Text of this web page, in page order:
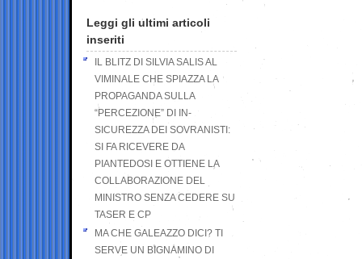
Leggi gli ultimi articoli
inseriti
IL BLITZ DI SILVIA SALIS AL
VIMINALE CHE SPIAZZA LA
PROPAGANDA SULLA
“PERCEZIONE” DI IN-
SICUREZZA DEI SOVRANISTI:
SI FA RICEVERE DA
PIANTEDOSI E OTTIENE LA
COLLABORAZIONE DEL
MINISTRO SENZA CEDERE SU
TASER E CP
MA CHE GALEAZZO DICI? TI
SERVE UN BIGNAMINO DI